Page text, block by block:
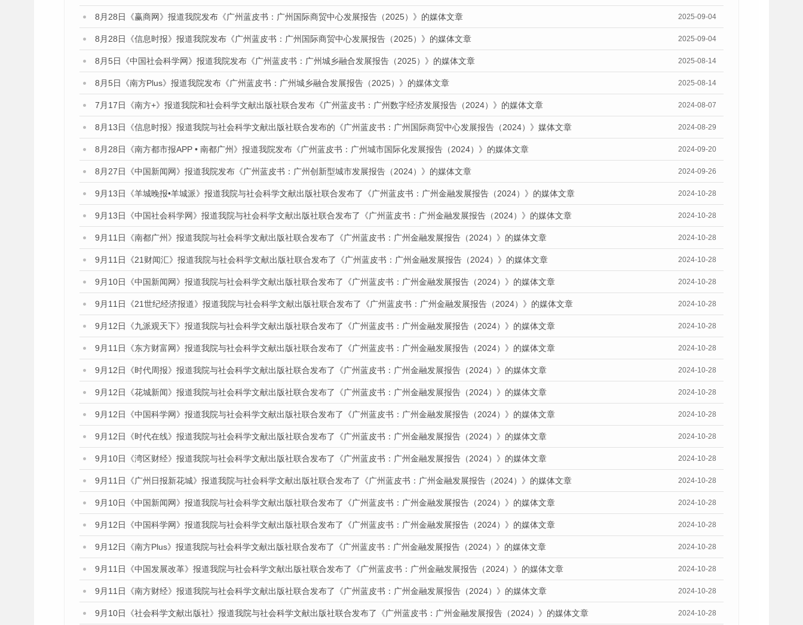
8月28日《赢商网》报道我院发布《广州蓝皮书：广州国际商贸中心发展报告（2025）》的媒体文章 2025-09-04
8月28日《信息时报》报道我院发布《广州蓝皮书：广州国际商贸中心发展报告（2025）》的媒体文章 2025-09-04
8月5日《中国社会科学网》报道我院发布《广州蓝皮书：广州城乡融合发展报告（2025）》的媒体文章 2025-08-14
8月5日《南方Plus》报道我院发布《广州蓝皮书：广州城乡融合发展报告（2025）》的媒体文章 2025-08-14
7月17日《南方+》报道我院和社会科学文献出版社联合发布《广州蓝皮书：广州数字经济发展报告（2024）》的媒体文章 2024-08-07
8月13日《信息时报》报道我院与社会科学文献出版社联合发布的《广州蓝皮书：广州国际商贸中心发展报告（2024）》媒体文章 2024-08-29
8月28日《南方都市报APP • 南都广州》报道我院发布《广州蓝皮书：广州城市国际化发展报告（2024）》的媒体文章 2024-09-20
8月27日《中国新闻网》报道我院发布《广州蓝皮书：广州创新型城市发展报告（2024）》的媒体文章 2024-09-26
9月13日《羊城晚报•羊城派》报道我院与社会科学文献出版社联合发布了《广州蓝皮书：广州金融发展报告（2024）》的媒体文章 2024-10-28
9月13日《中国社会科学网》报道我院与社会科学文献出版社联合发布了《广州蓝皮书：广州金融发展报告（2024）》的媒体文章 2024-10-28
9月11日《南都广州》报道我院与社会科学文献出版社联合发布了《广州蓝皮书：广州金融发展报告（2024）》的媒体文章 2024-10-28
9月11日《21财闻汇》报道我院与社会科学文献出版社联合发布了《广州蓝皮书：广州金融发展报告（2024）》的媒体文章 2024-10-28
9月10日《中国新闻网》报道我院与社会科学文献出版社联合发布了《广州蓝皮书：广州金融发展报告（2024）》的媒体文章 2024-10-28
9月11日《21世纪经济报道》报道我院与社会科学文献出版社联合发布了《广州蓝皮书：广州金融发展报告（2024）》的媒体文章 2024-10-28
9月12日《九派观天下》报道我院与社会科学文献出版社联合发布了《广州蓝皮书：广州金融发展报告（2024）》的媒体文章 2024-10-28
9月11日《东方财富网》报道我院与社会科学文献出版社联合发布了《广州蓝皮书：广州金融发展报告（2024）》的媒体文章 2024-10-28
9月12日《时代周报》报道我院与社会科学文献出版社联合发布了《广州蓝皮书：广州金融发展报告（2024）》的媒体文章 2024-10-28
9月12日《花城新闻》报道我院与社会科学文献出版社联合发布了《广州蓝皮书：广州金融发展报告（2024）》的媒体文章 2024-10-28
9月12日《中国科学网》报道我院与社会科学文献出版社联合发布了《广州蓝皮书：广州金融发展报告（2024）》的媒体文章 2024-10-28
9月12日《时代在线》报道我院与社会科学文献出版社联合发布了《广州蓝皮书：广州金融发展报告（2024）》的媒体文章 2024-10-28
9月10日《湾区财经》报道我院与社会科学文献出版社联合发布了《广州蓝皮书：广州金融发展报告（2024）》的媒体文章 2024-10-28
9月11日《广州日报新花城》报道我院与社会科学文献出版社联合发布了《广州蓝皮书：广州金融发展报告（2024）》的媒体文章 2024-10-28
9月10日《中国新闻网》报道我院与社会科学文献出版社联合发布了《广州蓝皮书：广州金融发展报告（2024）》的媒体文章 2024-10-28
9月12日《中国科学网》报道我院与社会科学文献出版社联合发布了《广州蓝皮书：广州金融发展报告（2024）》的媒体文章 2024-10-28
9月12日《南方Plus》报道我院与社会科学文献出版社联合发布了《广州蓝皮书：广州金融发展报告（2024）》的媒体文章 2024-10-28
9月11日《中国发展改革》报道我院与社会科学文献出版社联合发布了《广州蓝皮书：广州金融发展报告（2024）》的媒体文章 2024-10-28
9月11日《南方财经》报道我院与社会科学文献出版社联合发布了《广州蓝皮书：广州金融发展报告（2024）》的媒体文章 2024-10-28
9月10日《社会科学文献出版社》报道我院与社会科学文献出版社联合发布了《广州蓝皮书：广州金融发展报告（2024）》的媒体文章 2024-10-28